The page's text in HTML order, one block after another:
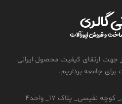
جهت ارتقای کیفیت محصول ایرانی
جامعه برداریم.
نفیسی_ پلاک 17_ واحد4